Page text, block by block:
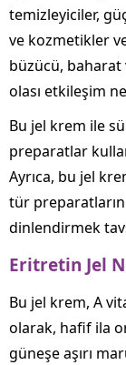
temizleyiciler,
ve kozmetikler
büzücü,
olası etkileşim
Bu jel krem ile
preparatlar
Ayrıca, bu jel
tür
dinlendirmek
Eritretin Jel
Bu jel krem, A
olarak, hafif ila
güneşe aşırı